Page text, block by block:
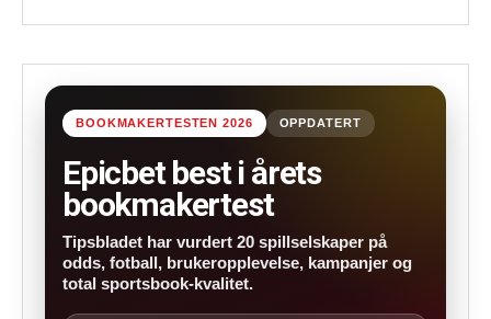
BOOKMAKERTESTEN 2026 OPPDATERT
Epicbet best i årets
bookmakertest
Tipsbladet har vurdert 20 spillselskaper på
odds, fotball, brukeropplevelse, kampanjer og
total sportsbook-kvalitet.